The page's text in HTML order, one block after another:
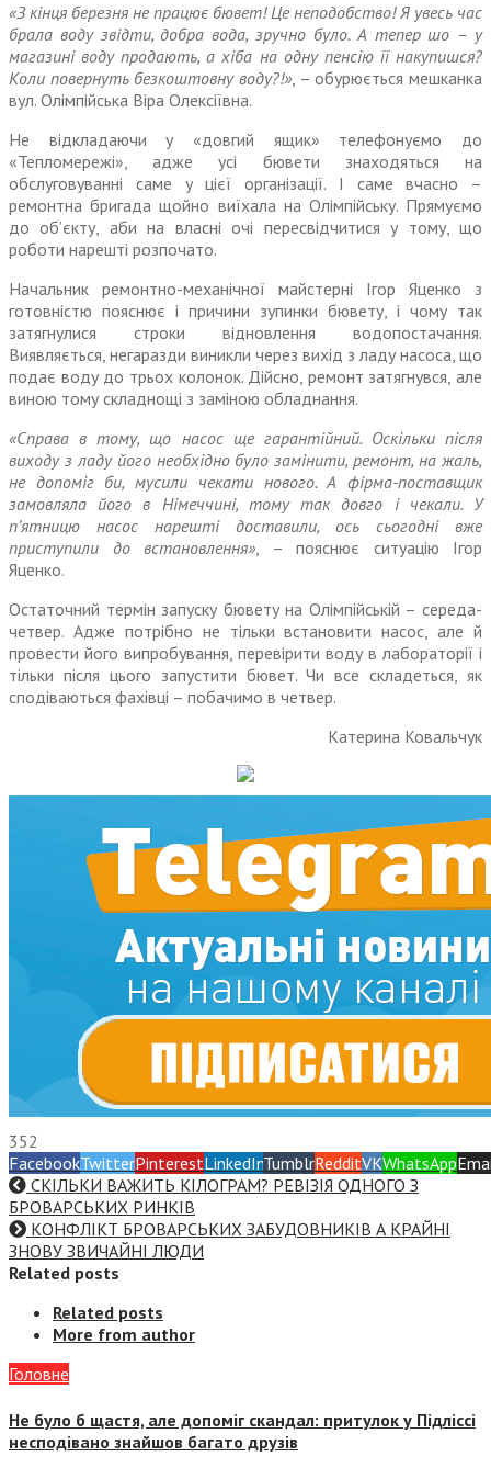
«З кінця березня не працює бювет! Це неподобство! Я увесь час
брала воду звідти, добра вода, зручно було. А тепер шо – у
магазині воду продають, а хіба на одну пенсію її накупишся?
Коли повернуть безкоштовну воду?!», – обурюється мешканка
вул. Олімпійська Віра Олексіївна.
Не відкладаючи у «довгий ящик» телефонуємо до
«Тепломережі», адже усі бювети знаходяться на
обслуговуванні саме у цієї орга­нізації. І саме вчасно –
ремонтна бригада щойно виїхала на Олім­пійську. Прямуємо
до об’єкту, аби на власні очі пересвідчитися у тому, що
роботи нарешті розпочато.
Начальник ремонтно-механічної майстерні Ігор Яценко з
готов­ністю пояснює і причини зупинки бювету, і чому так
затягнулися строки відновлення водопоста­чання.
Виявляється, негаразди виникли через вихід з ладу насоса, що
подає воду до трьох колонок. Дійсно, ремонт затягнувся, але
виною тому складнощі з заміною обладнання.
«Справа в тому, що насос ще гарантійний. Оскільки після
виходу з ладу його необхідно було замінити, ремонт, на жаль,
не допоміг би, мусили чекати нового. А фірма-поставщик
замовляла його в Німеччині, тому так довго і чекали. У
п’ятницю насос нарешті доставили, ось сьогодні вже
приступили до встановлення», – пояснює ситуацію Ігор
Яценко.
Остаточний термін запуску бювету на Олімпійській – середа-
четвер. Адже потрібно не тільки встановити насос, але й
провести його випробування, перевірити воду в лабораторії і
тільки після цього запустити бювет. Чи все складеться, як
сподіваються фахівці – побачимо в четвер.
Катерина Ковальчук
352
FacebookTwitterPinterestLinkedInTumblrRedditVKWhatsApp
СКІЛЬКИ ВАЖИТЬ КІЛОГРАМ? РЕВІЗІЯ ОДНОГО З
БРОВАРСЬКИХ РИНКІВ
КОНФЛІКТ БРОВАРСЬКИХ ЗАБУДОВНИКІВ А КРАЙНІ
ЗНОВУ ЗВИЧАЙНІ ЛЮДИ
Related posts
Related posts
More from author
Головне
Не було б щастя, але допоміг скандал: притулок у Підліссі
несподівано знайшов багато друзів